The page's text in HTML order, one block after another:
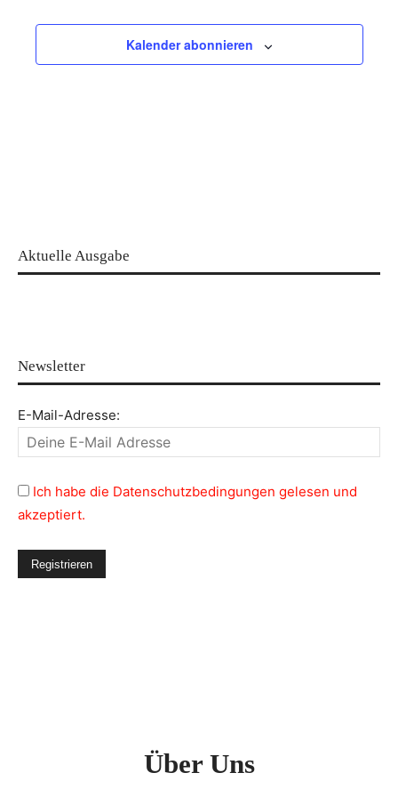
Kalender abonnieren
Aktuelle Ausgabe
Newsletter
E-Mail-Adresse:
Ich habe die Datenschutzbedingungen gelesen und
akzeptiert.
Über Uns